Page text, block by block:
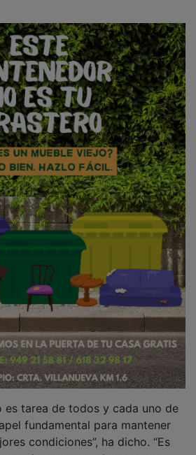
es tarea de todos y cada uno de
fundamental para mantener
condiciones”, ha dicho. “Es
de respeto y de amor por
“La mayoría de los
comprometidas y
se dirige a aquellos que,
o dejadez, no están cumpliendo